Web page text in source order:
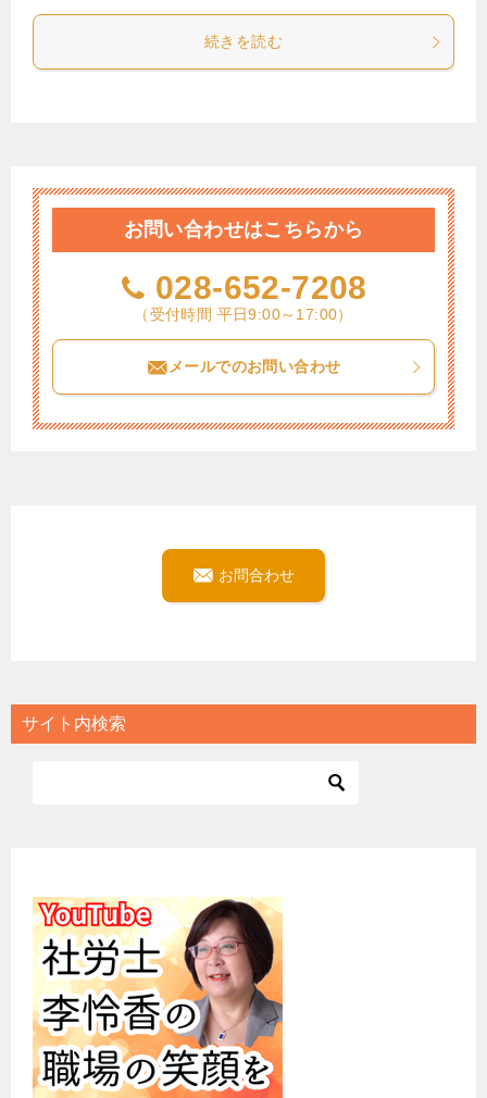
続きを読む
お問い合わせはこちらから
028-652-7208
（受付時間 平日9:00～17:00）
メールでのお問い合わせ
お問合わせ
サイト内検索